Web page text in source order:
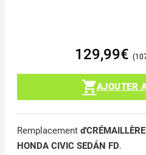
129,99€
AJOUTER
Remplacement
HONDA CIVIC SEDÁN FD.